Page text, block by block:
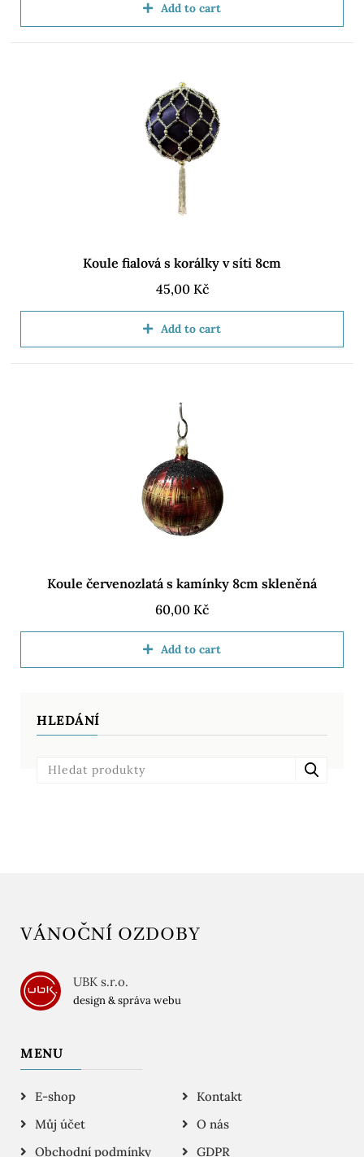
Add to cart
Koule fialová s korálky v síti 8cm
45,00 Kč
Add to cart
Koule červenozlatá s kamínky 8cm skleněná
60,00 Kč
Add to cart
HLEDÁNÍ
VÁNOČNÍ OZDOBY
UBK s.r.o.
design & správa webu
MENU
E-shop
Kontakt
Můj účet
O nás
Obchodní podmínky
GDPR